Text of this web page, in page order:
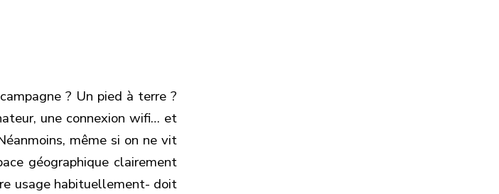
? Un pied à terre ?
une connexion wifi… et
même si on ne vit
géographique clairement
usage habituellement- doit